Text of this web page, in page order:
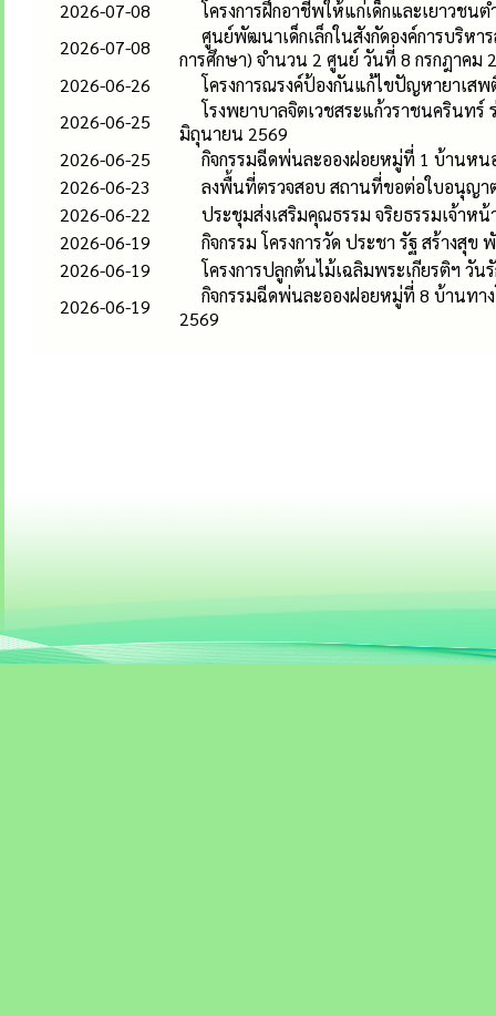
2026-07-08
โครงการฝึกอาชีพให้แก่เด็กและเยาวช
2026-07-08
ศูนย์พัฒนาเด็กเล็กในสังกัดองค์การบริห
การศึกษา) จำนวน 2 ศูนย์ วันที่ 8 กรกฎาคม
2026-06-26
โครงการณรงค์ป้องกันแก้ไขปัญหายาเส
2026-06-25
โรงพยาบาลจิตเวชสระแก้วราชนครินทร์
มิถุนายน 2569
2026-06-25
กิจกรรมฉีดพ่นละอองฝอยหมู่ที่ 1 บ้านหน
2026-06-23
ลงพื้นที่ตรวจสอบ สถานที่ขอต่อใบอนุญ
2026-06-22
ประชุมส่งเสริมคุณธรรม จริยธรรมเจ้าห
2026-06-19
กิจกรรม โครงการวัด ประชา รัฐ สร้าง
2026-06-19
โครงการปลูกต้นไม้เฉลิมพระเกียรติฯ
2026-06-19
กิจกรรมฉีดพ่นละอองฝอยหมู่ที่ 8 บ้านทา
2569